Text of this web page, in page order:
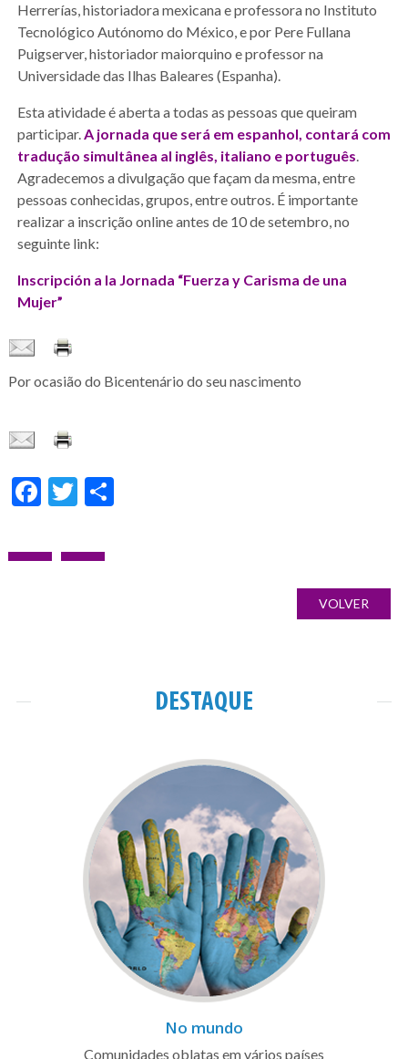
Herrerías, historiadora mexicana e professora no Instituto
Tecnológico Autónomo do México, e por Pere Fullana
Puigserver, historiador maiorquino e professor na
Universidade das Ilhas Baleares (Espanha).
Esta atividade é aberta a todas as pessoas que queiram
participar.A jornada que será em espanhol, contará com
tradução simultânea al inglês, italiano e português.
Agradecemos a divulgação que façam da mesma, entre
pessoas conhecidas, grupos, entre outros. É importante
realizar a inscrição online antes de 10 de setembro, no
seguinte link:
Inscripción a la Jornada “Fuerza y Carisma de una
Mujer”
Por ocasião do Bicentenário do seu nascimento
Facebook
Twitter
Share
Navegação
POST
PRÓXIMO
VOLVER
DESTAQUE
No mundo
Comunidades oblatas em vários países